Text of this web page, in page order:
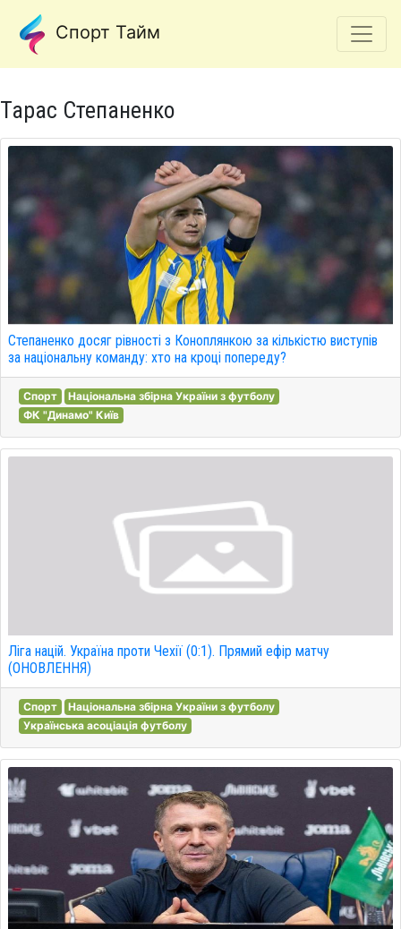
Спорт Тайм
Тарас Степаненко
Степаненко досяг рівності з Коноплянкою за кількістю виступів
за національну команду: хто на кроці попереду?
Спорт
Національна збірна України з футболу
ФК "Динамо" Київ
Ліга націй. Україна проти Чехії (0:1). Прямий ефір матчу
(ОНОВЛЕННЯ)
Спорт
Національна збірна України з футболу
Українська асоціація футболу